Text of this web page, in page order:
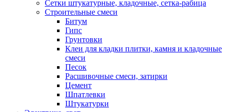
Сетки штукатурные, кладочные, сетка-рабица
Строительные смеси
Битум
Гипс
Грунтовки
Клеи для кладки плитки, камня и кладочные
смеси
Песок
Расшивочные смеси, затирки
Цемент
Шпатлевки
Штукатурки